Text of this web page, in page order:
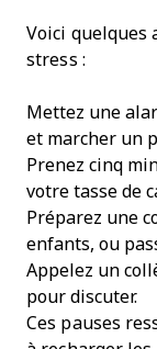
Voici quelques
stress :
Mettez une
et marcher un
Prenez cinq
votre tasse de
Préparez une
enfants, ou
Appelez un
pour discuter.
Ces pauses